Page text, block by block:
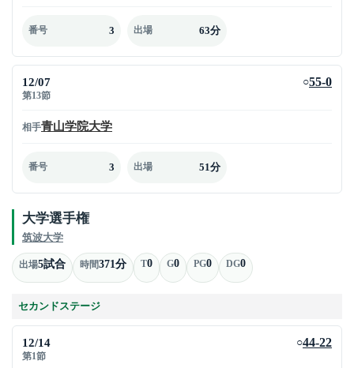
番号 3 出場 63分
12/07
第13節
○55-0
相手青山学院大学
番号 3 出場 51分
大学選手権
筑波大学
出場5試合 時間371分 T0 G0 PG0 DG0
セカンドステージ
12/14
第1節
○44-22